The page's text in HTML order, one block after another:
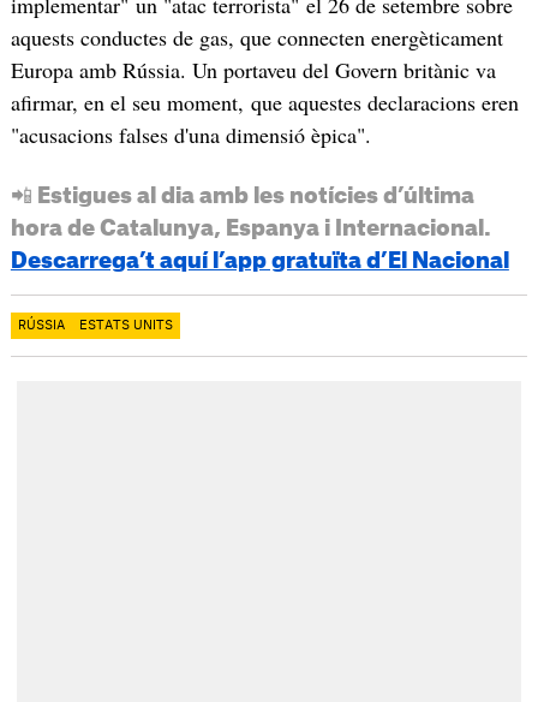
aquests conductes de gas, que connecten energèticament
Europa amb Rússia. Un portaveu del Govern britànic va
afirmar, en el seu moment, que aquestes declaracions eren
"acusacions falses d'una dimensió èpica".
📲 Estigues al dia amb les notícies d’última
hora de Catalunya, Espanya i Internacional.
Descarrega’t aquí l’app gratuïta d’El Nacional
RÚSSIA ESTATS UNITS